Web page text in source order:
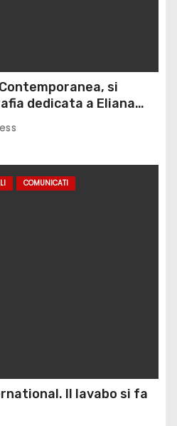
si
dedicata a Eliana
COMUNICATI
Il lavabo si fa